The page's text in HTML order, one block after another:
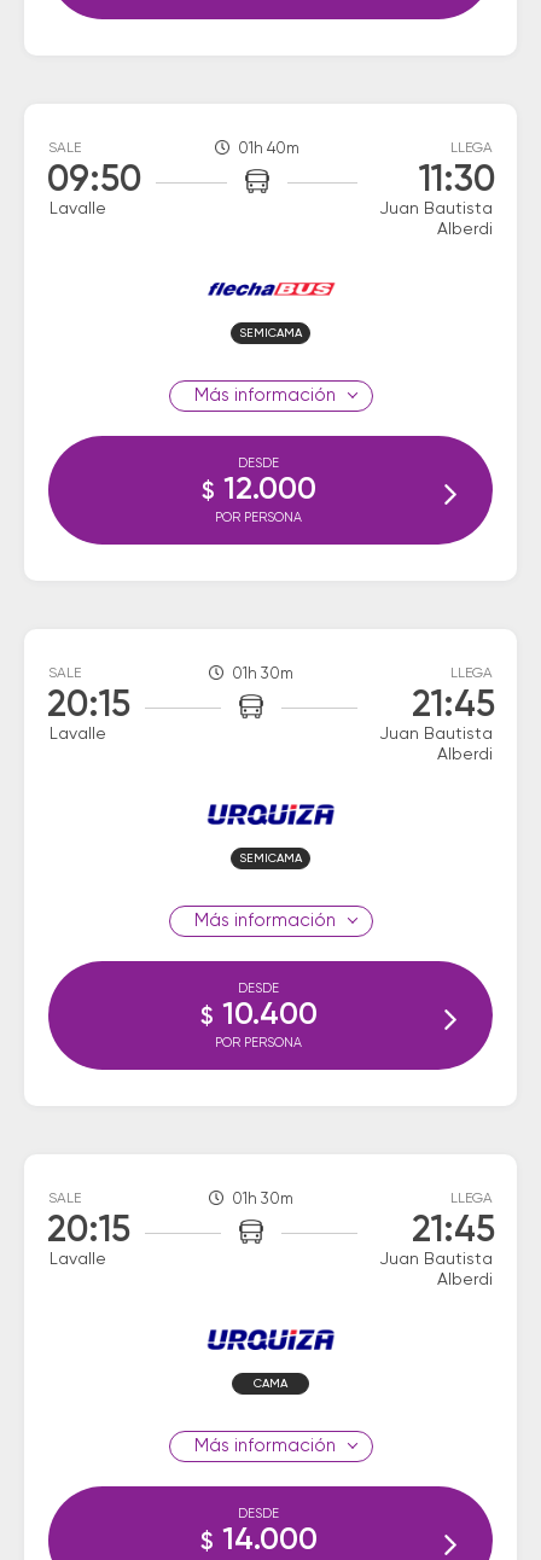
SALE
09:50
Lavalle
01h 40m LLEGA
11:30
Juan Bautista
Alberdi
SEMICAMA
información
DESDE
$ 12.000
POR PERSONA
SALE
20:15
Lavalle
01h 30m LLEGA
21:45
Juan Bautista
Alberdi
SEMICAMA
información
DESDE
$ 10.400
POR PERSONA
SALE
20:15
Lavalle
01h 30m LLEGA
21:45
Juan Bautista
Alberdi
CAMA
información
DESDE
$ 14.000